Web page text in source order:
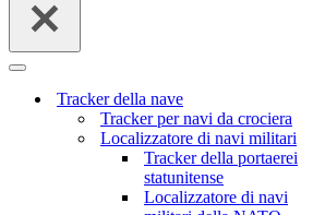
Menu
navigazioneTracker della nave
Tracker per navi da crociera
Localizzatore di navi militari
Tracker della portaerei
statunitense
Localizzatore di navi